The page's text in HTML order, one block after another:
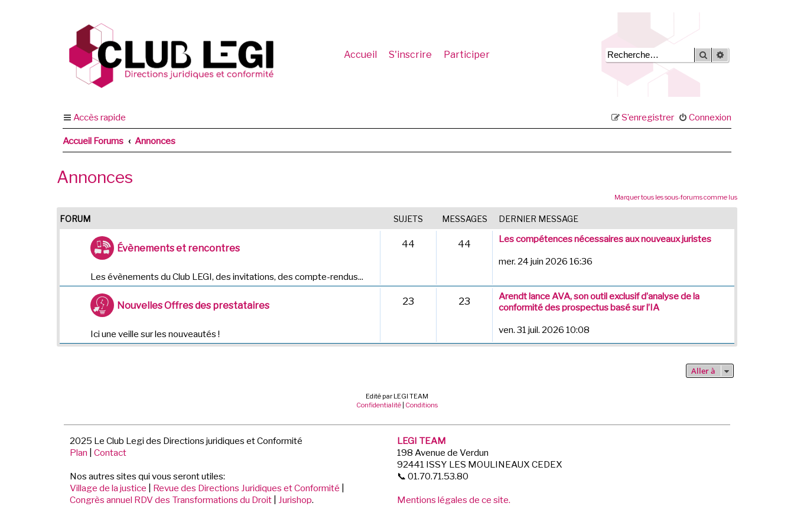
Accueil S'inscrire Participer Rechercher
Accès rapide Connexion
S’enregistrer
Accueil Forums Annonces
Annonces
Marquer tous les sous-forums comme lus
FORUM SUJETS MESSAGES DERNIER MESSAGE
Évènements et rencontres
Les évènements du Club LEGI, des invitations, des compte-rendus...
44 44
Les compétences nécessaires aux nouveaux juristes
mer. 24 juin 2026 16:36
Nouvelles Offres des prestataires
Ici une veille sur les nouveautés !
23 23
Arendt lance AVA, son outil exclusif d’analyse de la
conformité des prospectus basé sur l’IA
ven. 31 juil. 2026 10:08
Aller à
Edité par LEGI TEAM
Confidentialité Conditions
2025 Le Club Legi des Directions juridiques et Conformité
Plan
Contact
Nos autres sites qui vous seront utiles:
Village de la justice
Revue des Directions Juridiques et Conformité
Congrès annuel RDV des Transformations du Droit
Jurishop.
LEGI TEAM
198 Avenue de Verdun
92441 ISSY LES MOULINEAUX CEDEX
📞 01.70.71.53.80
Mentions légales de ce site.